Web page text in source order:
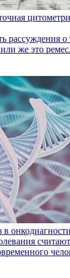
рассуждения о
же это
в